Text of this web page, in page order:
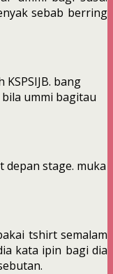
sebab berring
bang
ummi bagitau
depan stage. muka
tshirt semalam
kata ipin bagi dia